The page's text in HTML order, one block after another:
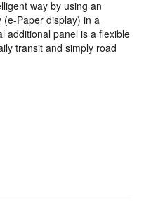
way by using an
Paper display) in a
additional panel is a flexible
transit and simply road